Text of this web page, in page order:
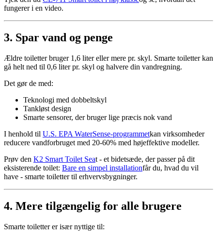
fungerer i en video.
3. Spar vand og penge
Ældre toiletter bruger 1,6 liter eller mere pr. skyl. Smarte toiletter kan
gå helt ned til 0,6 liter pr. skyl og halvere din vandregning.
Det gør de med:
Teknologi med dobbeltskyl
Tankløst design
Smarte sensorer, der bruger lige præcis nok vand
I henhold til U.S. EPA WaterSense-programmetkan virksomheder
reducere vandforbruget med 20-60% med højeffektive modeller.
Prøv den K2 Smart Toilet Seat - et bidetsæde, der passer på dit
eksisterende toilet: Bare en simpel installationfår du, hvad du vil
have - smarte toiletter til erhvervsbygninger.
4. Mere tilgængelig for alle brugere
Smarte toiletter er især nyttige til: